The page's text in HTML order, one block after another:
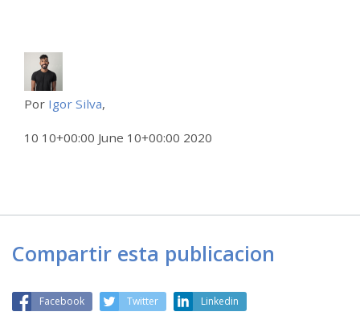
Por Igor Silva,
10 10+00:00 June 10+00:00 2020
Compartir esta publicacion
Facebook Twitter Linkedin